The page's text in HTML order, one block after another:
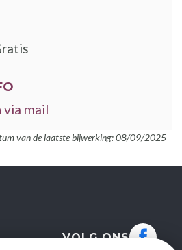
mail
van de laatste bijwerking: 08/09/2025
VOLG ONS